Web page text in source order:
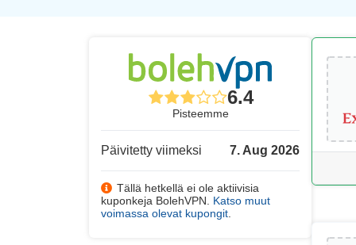
6.4
Pisteemme
Päivitetty viimeksi 7. Aug 2026
Tällä hetkellä ei ole aktiivisia
kuponkeja BolehVPN. Katso muut
voimassa olevat kupongit